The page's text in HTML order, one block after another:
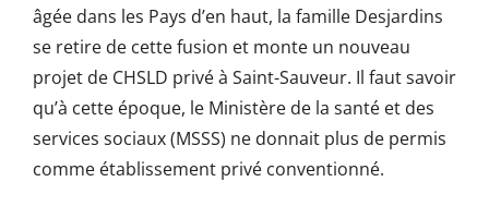
âgée dans les Pays d’en haut, la famille Desjardins
se retire de cette fusion et monte un nouveau
projet de CHSLD privé à Saint-Sauveur. Il faut savoir
qu’à cette époque, le Ministère de la santé et des
services sociaux (MSSS) ne donnait plus de permis
comme établissement privé conventionné.